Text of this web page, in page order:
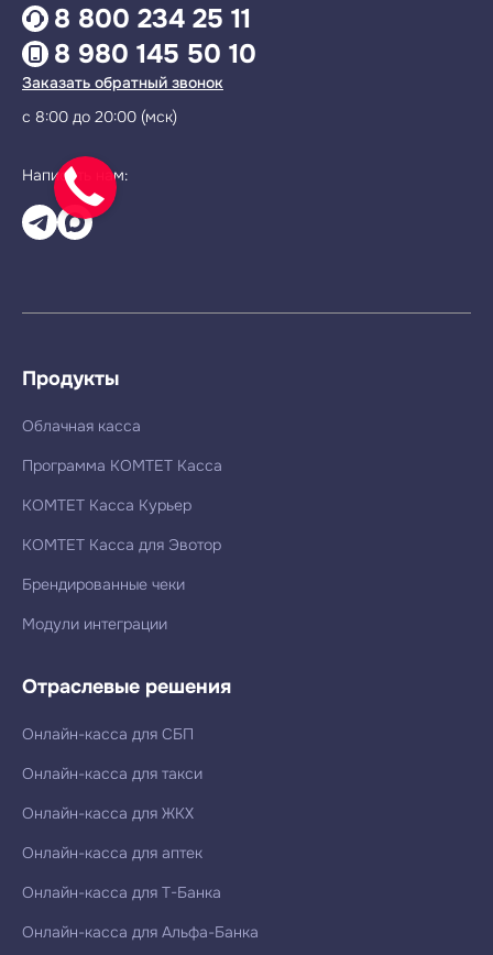
8 800 234 25 11
8 980 145 50 10
Заказать обратный звонок
с 8:00 до 20:00 (мск)
Написать нам:
Продукты
Облачная касса
Программа КОМТЕТ Касса
КОМТЕТ Касса Курьер
КОМТЕТ Касса для Эвотор
Брендированные чеки
Модули интеграции
Отраслевые решения
Онлайн-касса для СБП
Онлайн-касса для такси
Онлайн-касса для ЖКХ
Онлайн-касса для аптек
Онлайн-касса для Т-Банка
Онлайн-касса для Альфа-Банка